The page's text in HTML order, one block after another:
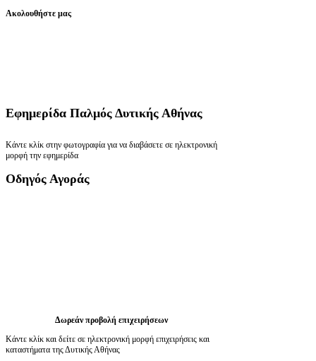
Ακολουθήστε μας
Εφημερίδα Παλμός Δυτικής Αθήνας
Κάντε κλίκ στην φωτογραφία για να διαβάσετε σε ηλεκτρονική
μορφή την εφημερίδα
Οδηγός Αγοράς
Δωρεάν προβολή επιχειρήσεων
Κάντε κλίκ και δείτε σε ηλεκτρονική μορφή επιχειρήσεις και
καταστήματα της Δυτικής Αθήνας